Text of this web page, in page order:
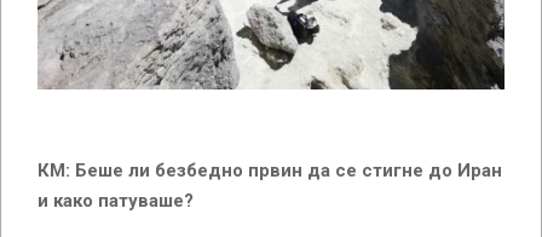
КМ: Беше ли безбедно првин да се стигне до Иран
и како патуваше?